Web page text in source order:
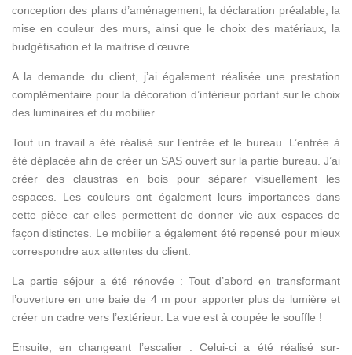
conception des plans d’aménagement, la déclaration préalable, la
mise en couleur des murs, ainsi que le choix des matériaux, la
budgétisation et la maitrise d’œuvre.
A la demande du client, j’ai également réalisée une prestation
complémentaire pour la décoration d’intérieur portant sur le choix
des luminaires et du mobilier.
Tout un travail a été réalisé sur l’entrée et le bureau. L’entrée à
été déplacée afin de créer un SAS ouvert sur la partie bureau. J’ai
créer des claustras en bois pour séparer visuellement les
espaces. Les couleurs ont également leurs importances dans
cette pièce car elles permettent de donner vie aux espaces de
façon distinctes. Le mobilier a également été repensé pour mieux
correspondre aux attentes du client.
La partie séjour a été rénovée : Tout d’abord en transformant
l’ouverture en une baie de 4 m pour apporter plus de lumière et
créer un cadre vers l’extérieur. La vue est à coupée le souffle !
Ensuite, en changeant l’escalier : Celui-ci a été réalisé sur-